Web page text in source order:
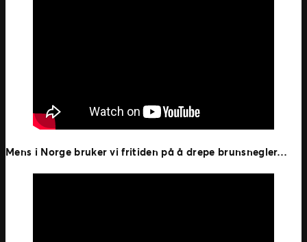
Mens i Norge bruker vi fritiden på å drepe brunsnegler…